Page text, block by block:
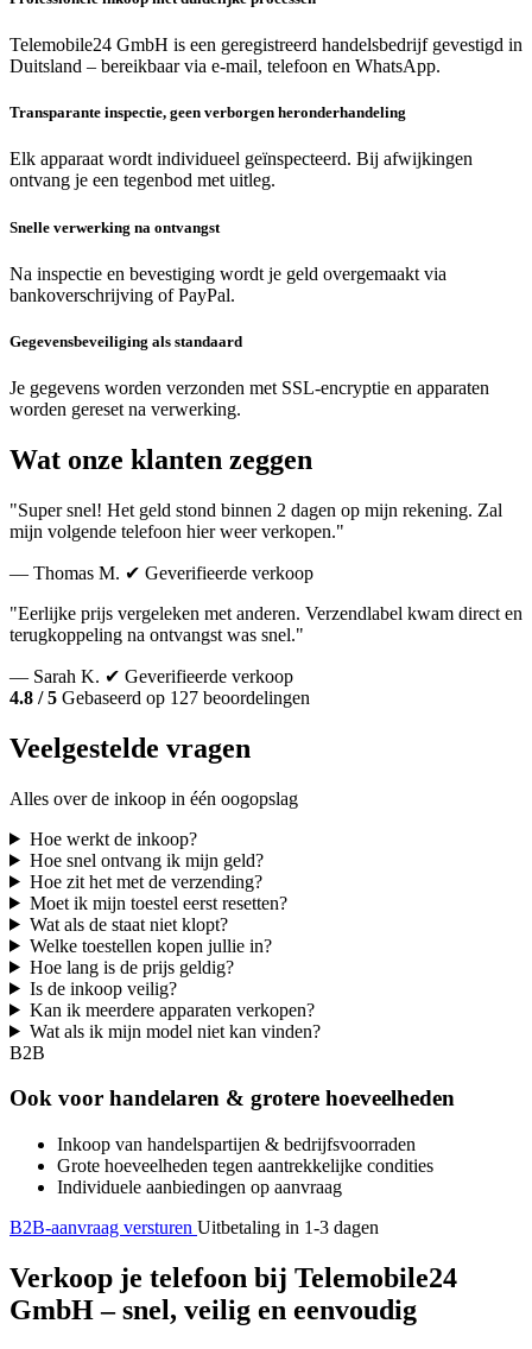
Telemobile24 GmbH is een geregistreerd handelsbedrijf gevestigd in
Duitsland – bereikbaar via e-mail, telefoon en WhatsApp.
Transparante inspectie, geen verborgen heronderhandeling
Elk apparaat wordt individueel geïnspecteerd. Bij afwijkingen
ontvang je een tegenbod met uitleg.
Snelle verwerking na ontvangst
Na inspectie en bevestiging wordt je geld overgemaakt via
bankoverschrijving of PayPal.
Gegevensbeveiliging als standaard
Je gegevens worden verzonden met SSL-encryptie en apparaten
worden gereset na verwerking.
Wat onze klanten zeggen
"Super snel! Het geld stond binnen 2 dagen op mijn rekening. Zal
mijn volgende telefoon hier weer verkopen."
— Thomas M. ✔ Geverifieerde verkoop
"Eerlijke prijs vergeleken met anderen. Verzendlabel kwam direct en
terugkoppeling na ontvangst was snel."
— Sarah K. ✔ Geverifieerde verkoop
4.8 / 5 Gebaseerd op 127 beoordelingen
Veelgestelde vragen
Alles over de inkoop in één oogopslag
Hoe werkt de inkoop?
Hoe snel ontvang ik mijn geld?
Hoe zit het met de verzending?
Moet ik mijn toestel eerst resetten?
Wat als de staat niet klopt?
Welke toestellen kopen jullie in?
Hoe lang is de prijs geldig?
Is de inkoop veilig?
Kan ik meerdere apparaten verkopen?
Wat als ik mijn model niet kan vinden?
B2B
Ook voor handelaren & grotere hoeveelheden
Inkoop van handelspartijen & bedrijfsvoorraden
Grote hoeveelheden tegen aantrekkelijke condities
Individuele aanbiedingen op aanvraag
B2B-aanvraag versturen Uitbetaling in 1-3 dagen
Verkoop je telefoon bij Telemobile24
GmbH – snel, veilig en eenvoudig